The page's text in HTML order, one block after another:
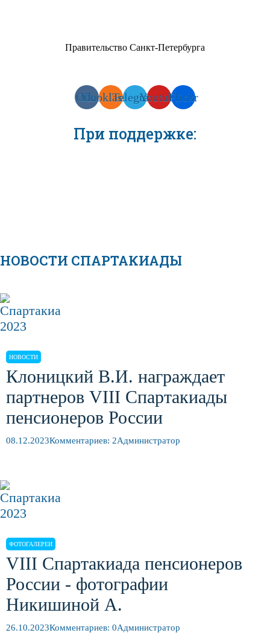
Правительство Санкт-Петербурга
Vk
Odnoklassniki
TelegramYoutubeFlickr
При поддержке:
НОВОСТИ СПАРТАКИАДЫ
НОВОСТИ
Клоницкий В.И. награждает
партнеров VIII Спартакиады
пенсионеров России
08.12.2023Комментариев: 2Администратор
ФОТОГАЛЕРЕИ
VIII Спартакиада пенсионеров
России - фотографии
Никишиной А.
26.10.2023Комментариев: 0Администратор